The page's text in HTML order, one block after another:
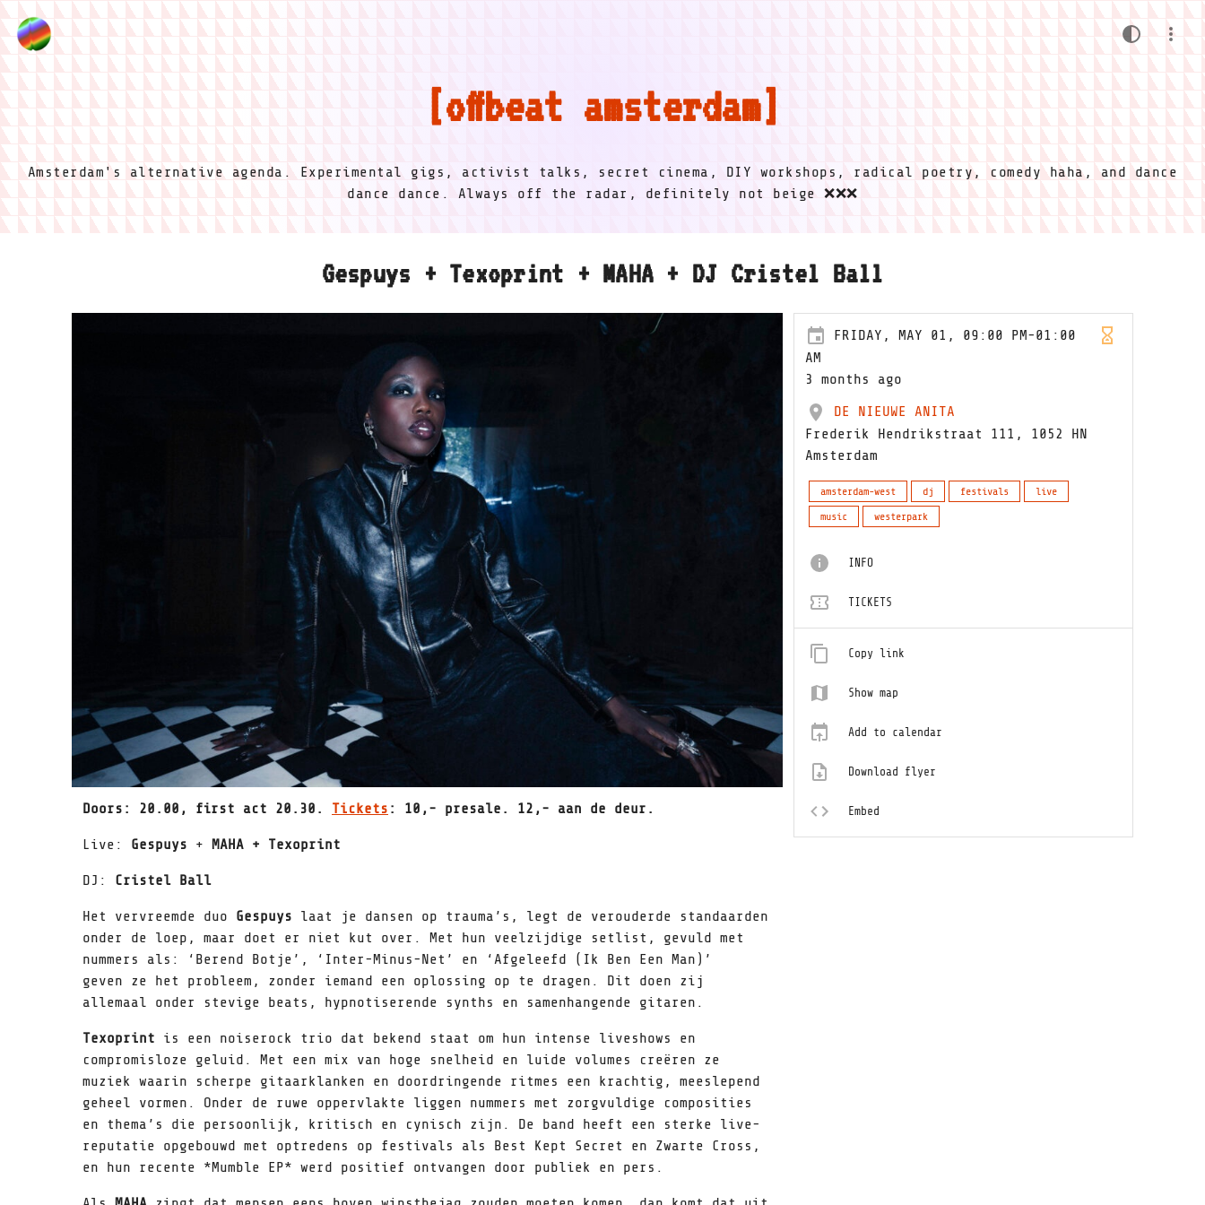
offbeat amsterdam
Amsterdam's alternative agenda. Experimental gigs, activist talks, secret cinema, DIY workshops, radical poetry, comedy haha, and dance
dance dance. Always off the radar, definitely not beige ❌❌❌
Gespuys + Texoprint + MAHA + DJ Cristel Ball
Doors: 20.00, first act 20.30. Tickets : 10,- presale. 12,- aan de deur.
Live: Gespuys + MAHA + Texoprint
DJ: Cristel Ball
Het vervreemde duo Gespuys laat je dansen op trauma’s, legt de verouderde standaarden
onder de loep, maar doet er niet kut over. Met hun veelzijdige setlist, gevuld met
nummers als: ‘Berend Botje’, ‘Inter-Minus-Net’ en ‘Afgeleefd (Ik Ben Een Man)’
geven ze het probleem, zonder iemand een oplossing op te dragen. Dit doen zij
allemaal onder stevige beats, hypnotiserende synths en samenhangende gitaren.
Texoprint is een noiserock trio dat bekend staat om hun intense liveshows en
compromisloze geluid. Met een mix van hoge snelheid en luide volumes creëren ze
muziek waarin scherpe gitaarklanken en doordringende ritmes een krachtig, meeslepend
geheel vormen. Onder de ruwe oppervlakte liggen nummers met zorgvuldige composities
en thema’s die persoonlijk, kritisch en cynisch zijn. De band heeft een sterke live-
reputatie opgebouwd met optredens op festivals als Best Kept Secret en Zwarte Cross,
en hun recente *Mumble EP* werd positief ontvangen door publiek en pers.
FRIDAY, MAY 01, 09:00 PM-01:00
AM
3 months ago
DE NIEUWE ANITA
Frederik Hendrikstraat 111, 1052 HN
Amsterdam
amsterdam-west dj festivals
live
music
westerpark
INFO
TICKETS
Copy link
Show map
Add to calendar
Download flyer
Embed